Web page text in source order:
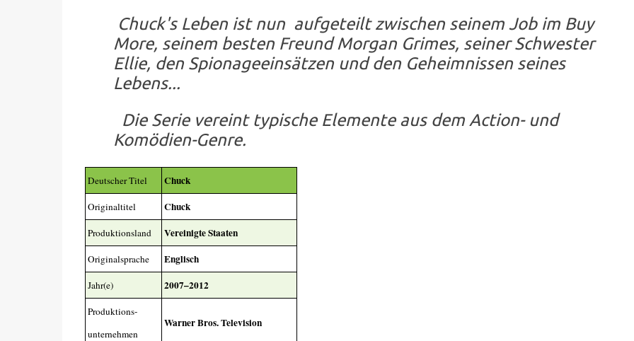
Chuck's Leben ist nun aufgeteilt zwischen seinem Job im Buy
More, seinem besten Freund Morgan Grimes, seiner Schwester
Ellie, den Spionageeinsätzen und den Geheimnissen seines
Lebens...
Die Serie vereint typische Elemente aus dem Action- und
Komödien-Genre.
Deutscher Titel Chuck
Originaltitel Chuck
Produktionsland Vereinigte Staaten
Originalsprache Englisch
Jahr(e) 2007–2012
Produktions-
unternehmen
Warner Bros. Television